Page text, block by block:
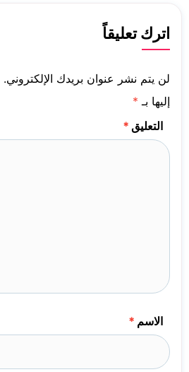
اترك تعليقاً
لن يتم نشر عنوان بريدك الإلكتروني.
إليها بـ *
التعليق *
الاسم *